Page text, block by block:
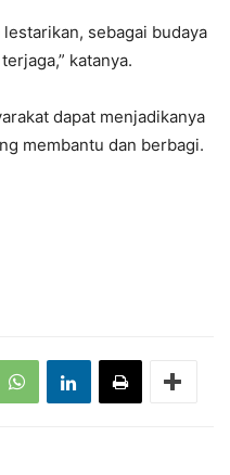
sebagai budaya
katanya.
dapat menjadikanya
membantu dan berbagi.